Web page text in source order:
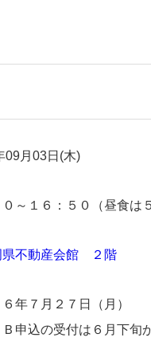
09月03日(木)
０～１６：５０（昼食は
県不動産会館 ２階
６年７月２７日（月）
申込の受付は６月下旬